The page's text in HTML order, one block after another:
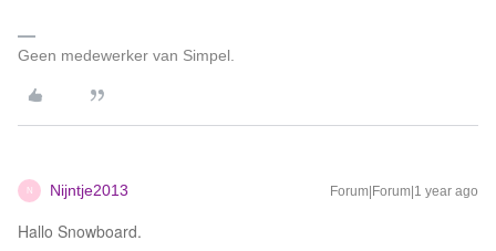
Geen medewerker van Simpel.
N Nijntje2013 Forum|Forum|1 year ago
Hallo Snowboard.